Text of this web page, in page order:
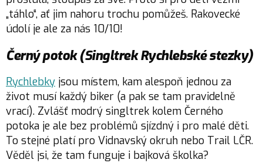
„táhlo“, ať jim nahoru trochu pomůžeš. Rakovecké
údolí je ale za nás 10/10!
Černý potok (Singltrek Rychlebské stezky)
Rychlebky jsou místem, kam alespoň jednou za
život musí každý biker (a pak se tam pravidelně
vrací). Zvlášť modrý singltrek kolem Černého
potoka je ale bez problémů sjízdný i pro malé děti.
To stejné platí pro Vidnavský okruh nebo Trail LČR.
Věděl jsi, že tam funguje i bajková školka?